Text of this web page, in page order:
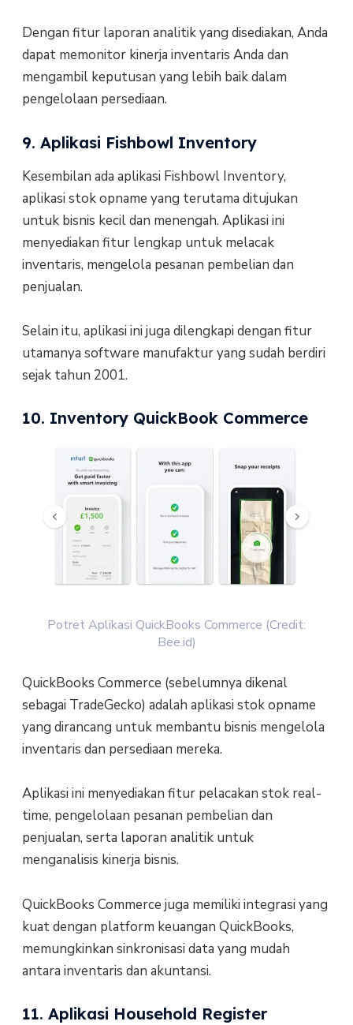
Dengan fitur laporan analitik yang disediakan, Anda
dapat memonitor kinerja inventaris Anda dan
mengambil keputusan yang lebih baik dalam
pengelolaan persediaan.
9. Aplikasi Fishbowl Inventory
Kesembilan ada aplikasi Fishbowl Inventory,
aplikasi stok opname yang terutama ditujukan
untuk bisnis kecil dan menengah. Aplikasi ini
menyediakan fitur lengkap untuk melacak
inventaris, mengelola pesanan pembelian dan
penjualan.
Selain itu, aplikasi ini juga dilengkapi dengan fitur
utamanya software manufaktur yang sudah berdiri
sejak tahun 2001.
10. Inventory QuickBook Commerce
Potret Aplikasi QuickBooks Commerce (Credit:
Bee.id)
QuickBooks Commerce (sebelumnya dikenal
sebagai TradeGecko) adalah aplikasi stok opname
yang dirancang untuk membantu bisnis mengelola
inventaris dan persediaan mereka.
Aplikasi ini menyediakan fitur pelacakan stok real-
time, pengelolaan pesanan pembelian dan
penjualan, serta laporan analitik untuk
menganalisis kinerja bisnis.
QuickBooks Commerce juga memiliki integrasi yang
kuat dengan platform keuangan QuickBooks,
memungkinkan sinkronisasi data yang mudah
antara inventaris dan akuntansi.
11. Aplikasi Household Register